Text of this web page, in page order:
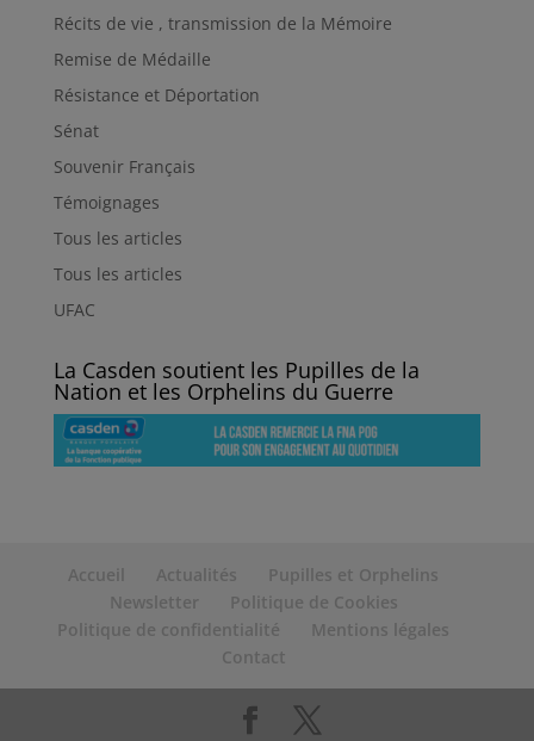
Récits de vie , transmission de la Mémoire
Remise de Médaille
Résistance et Déportation
Sénat
Souvenir Français
Témoignages
Tous les articles
Tous les articles
UFAC
La Casden soutient les Pupilles de la
Nation et les Orphelins du Guerre
Accueil Actualités
Pupilles et Orphelins
Newsletter
Politique de Cookies
Politique de confidentialité
Mentions légales
Contact